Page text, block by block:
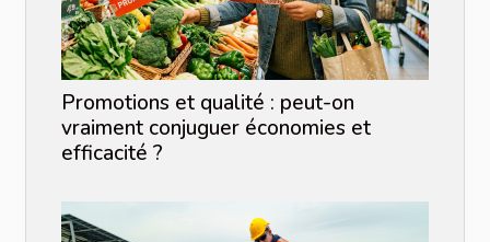
Promotions et qualité : peut-on
vraiment conjuguer économies et
efficacité ?